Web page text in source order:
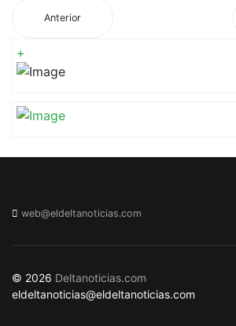
Anterior
+
web@eldeltanoticias.com
© 2026 Deltanoticias.com
eldeltanoticias@eldeltanoticias.com